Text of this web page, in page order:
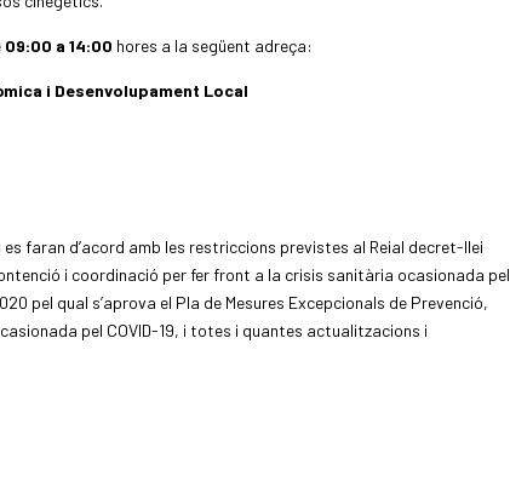
09:00 a 14:00 hores a la següent adreça:
i Desenvolupament Local
faran d’acord amb les restriccions previstes al Reial decret-llei
i coordinació per fer front a la crisis sanitària ocasionada pel
pel qual s’aprova el Pla de Mesures Excepcionals de Prevenció,
pel COVID-19, i totes i quantes actualitzacions i